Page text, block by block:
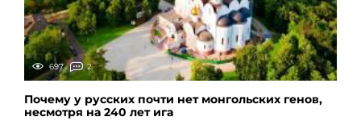
697 2
Почему у русских почти нет монгольских генов,
несмотря на 240 лет ига